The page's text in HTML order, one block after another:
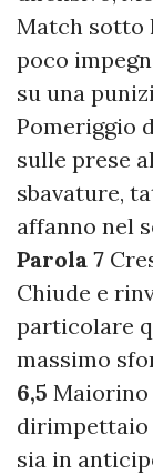
Match sotto
poco
su una
Pomeriggio
sulle prese
sbavature,
affanno nel
Parola 7
Chiude e
particolare
massimo
6,5
dirimpettaio
sia in